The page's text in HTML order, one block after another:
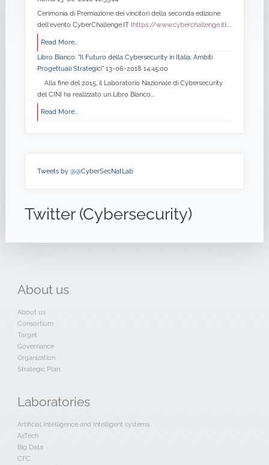
Cerimonia di Premiazione dei vincitori della seconda edizione
dell'evento CyberChallenge.IT (https://www.cyberchallenge.it)....
Read More...
Libro Bianco: "Il Futuro della Cybersecurity in Italia: Ambiti
Progettuali Strategici” 13-06-2018 14:45:00
Alla fine del 2015, il Laboratorio Nazionale di Cybersecurity
del CINI ha realizzato un Libro Bianco...
Read More...
Tweets by @@CyberSecNatLab
Twitter (Cybersecurity)
About us
About us
Consortium
Target
Governance
Organization
Strategic Plan
Laboratories
Artificial Intelligence and Intelligent systems
AsTech
Big Data
CFC